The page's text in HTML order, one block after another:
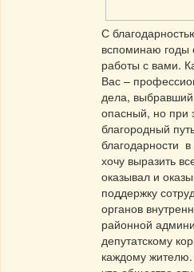
С
вспоминаю годы
работы с вами.
Вас –
дела,
опасный, но при
благородный
благодарности в
хочу выразить
оказывал и
поддержку
органов
районной
депутатскому
каждому